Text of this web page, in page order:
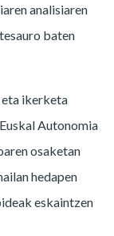
analisiaren
baten
ikerketa
Autonomia
osaketan
hedapen
eskaintzen